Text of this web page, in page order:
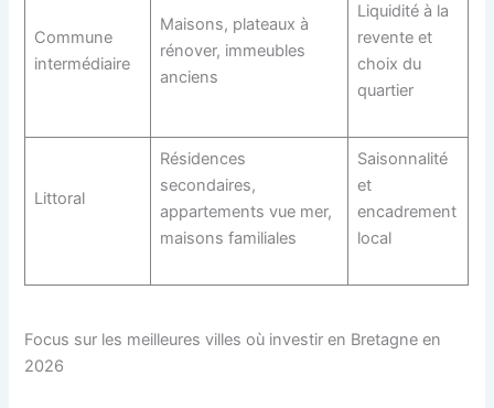
Commune
intermédiaire
Maisons, plateaux à
rénover, immeubles
anciens
Liquidité à la
revente et
choix du
quartier
Littoral
Résidences
secondaires,
appartements vue mer,
maisons familiales
Saisonnalité
et
encadrement
local
Focus sur les meilleures villes où investir en Bretagne en
2026